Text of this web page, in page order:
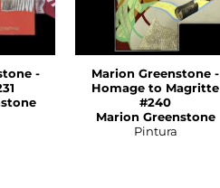
-
Marion Greenstone -
Homage to Magritte
#240
Marion Greenstone
Pintura